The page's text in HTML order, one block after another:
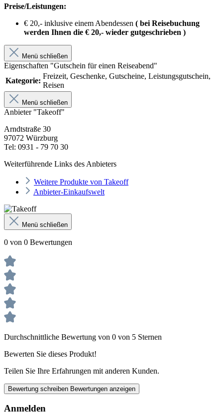
Preise/Leistungen:
€ 20,- inklusive einem Abendessen ( bei Reisebuchung
werden Ihnen die € 20,- wieder gutgeschrieben )
Menü schließen
Eigenschaften "Gutschein für einen Reiseabend"
Kategorie:
Freizeit, Geschenke, Gutscheine, Leistungsgutschein,
Reisen
Menü schließen
Anbieter "Takeoff"
Arndtstraße 30
97072 Würzburg
Tel: 0931 - 79 70 30
Weiterführende Links des Anbieters
Weitere Produkte von Takeoff
Anbieter-Einkaufswelt
Menü schließen
0 von 0 Bewertungen
Durchschnittliche Bewertung von 0 von 5 Sternen
Bewerten Sie dieses Produkt!
Teilen Sie Ihre Erfahrungen mit anderen Kunden.
Bewertung schreiben Bewertungen anzeigen
Anmelden